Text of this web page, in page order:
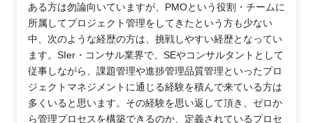
ある方は勿論向いていますが、PMOという役割・チームに
所属してプロジェクト管理をしてきたという方も少ない
中、次のような経歴の方は、挑戦しやすい経歴となってい
ます。SIer・コンサル業界で、SEやコンサルタントとして
従事しながら、課題管理や進捗管理品質管理といったプロ
ジェクトマネジメントに通じる経験を積んで来ている方は
多くいると思います。その経験を思い返して頂き、ゼロか
ら管理プロセスを構築できるのか、定義されているプロセ